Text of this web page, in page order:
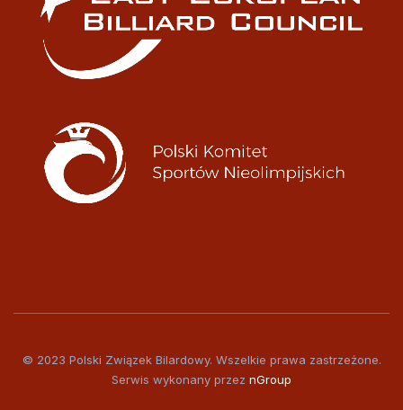
© 2023 Polski Związek Bilardowy. Wszelkie prawa zastrzeżone.
Serwis wykonany przez nGroup